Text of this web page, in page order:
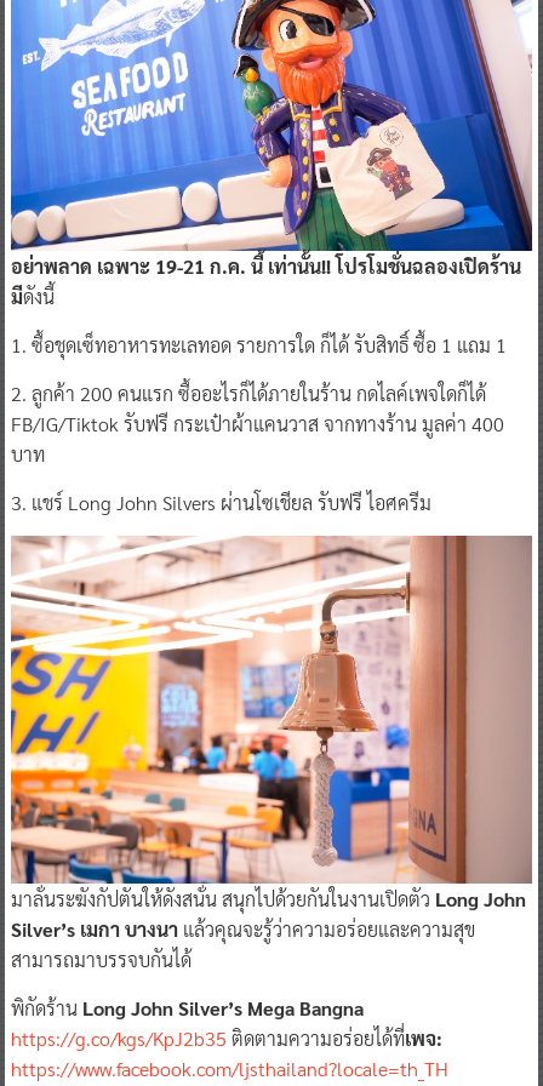
อย่าพลาด เฉพาะ 19-21 ก.ค. นี้ เท่านั้น!! โปรโมชั่นฉลองเปิดร้าน
มีดังนี้
1. ซื้อชุดเซ็ทอาหารทะเลทอด รายการใด ก็ได้ รับสิทธิ์ ซื้อ 1 แถม 1
2. ลูกค้า 200 คนแรก ซื้ออะไรก็ได้ภายในร้าน กดไลค์เพจใดก็ได้
FB/IG/Tiktok รับฟรี กระเป๋าผ้าแคนวาส จากทางร้าน มูลค่า 400
บาท
3. แชร์ Long John Silvers ผ่านโซเชียล รับฟรี ไอศครีม
มาลั่นระฆังกัปตันให้ดังสนั่น สนุกไปด้วยกันในงานเปิดตัว Long John
Silver’s เมกา บางนาแล้วคุณจะรู้ว่าความอร่อยและความสุข
สามารถมาบรรจบกันได้
พิกัดร้าน Long John Silver’s Mega Bangna
https://g.co/kgs/KpJ2b35 ติดตามความอร่อยได้ที่เพจ:
https://www.facebook.com/ljsthailand?locale=th_TH